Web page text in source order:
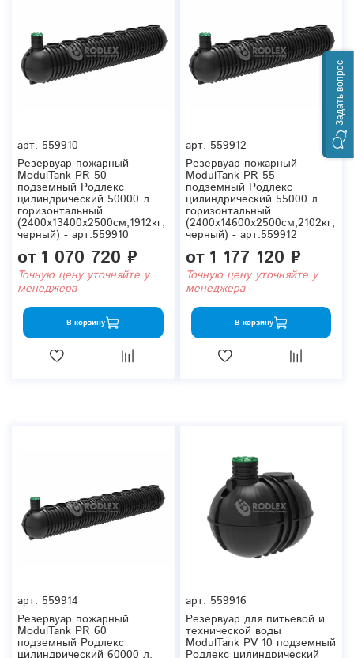
арт. 559910
Резервуар пожарный
ModulTank PR 50
подземный Родлекс
цилиндрический 50000 л.
горизонтальный
(2400x13400x2500см;1912кг;
черный) - арт.559910
от 1 070 720 ₽
Точную цену уточняйте у
менеджера
В корзину
арт. 559912
Резервуар пожарный
ModulTank PR 55
подземный Родлекс
цилиндрический 55000 л.
горизонтальный
(2400x14600x2500см;2102кг;
черный) - арт.559912
от 1 177 120 ₽
Точную цену уточняйте у
менеджера
В корзину
арт. 559914
Резервуар пожарный
ModulTank PR 60
подземный Родлекс
цилиндрический 60000 л.
арт. 559916
Резервуар для питьевой и
технической воды
ModulTank PV 10 подземный
Родлекс цилиндрический
Задать вопрос